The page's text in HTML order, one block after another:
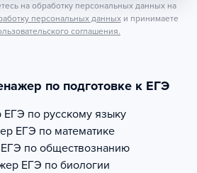
на обработку персональных данных на
персональных данных и принимаете
соглашения.
по подготовке к ЕГЭ
ЕГЭ по русскому языку
ЕГЭ по математике
ЕГЭ по обществознанию
ЕГЭ по биологии